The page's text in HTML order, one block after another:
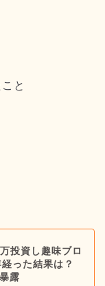
と
投資し趣味ブロ
った結果は？
露